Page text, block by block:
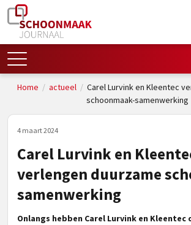
Home / actueel / Carel Lurvink en Kleentec
schoonmaak-samenwerking
4 maart 2024
Carel Lurvink en
verlengen duurzame
samenwerking
Onlangs hebben Carel Lurvink en Kleentec